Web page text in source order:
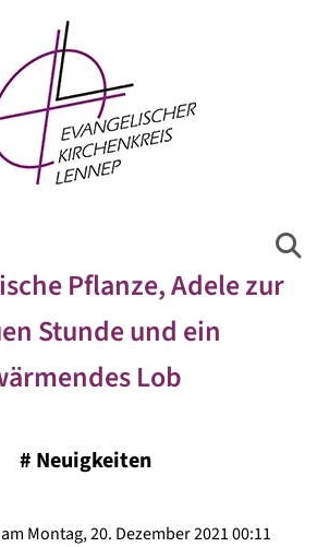
Pflanze, Adele zur
Stunde und ein
Lob
# Neuigkeiten
Montag, 20. Dezember 2021 00:11